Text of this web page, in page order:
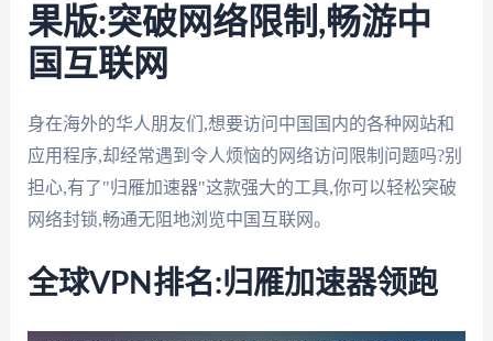
果版:突破网络限制,畅游中
国互联网
身在海外的华人朋友们,想要访问中国国内的各种网站和
应用程序,却经常遇到令人烦恼的网络访问限制问题吗?别
担心,有了"归雁加速器"这款强大的工具,你可以轻松突破
网络封锁,畅通无阻地浏览中国互联网。
全球VPN排名:归雁加速器领跑